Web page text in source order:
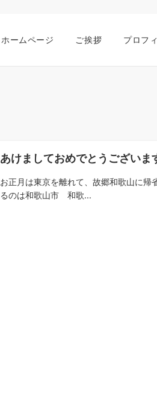
ホームページ ご挨拶 プロフ
あけましておめでとうございま
お正月は東京を離れて、故郷和歌山に帰
るのは和歌山市 和歌...